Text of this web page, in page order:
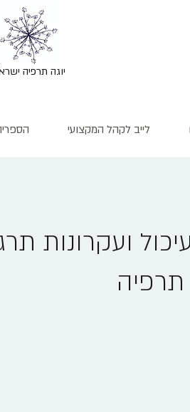
יוגה תרפיה
לייב לקהל המקצועי
ועקרונות
תרפיה